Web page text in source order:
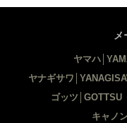
メ
ヤマハ
ヤナギサワ
ゴッツ│GOTTSU
キャノ